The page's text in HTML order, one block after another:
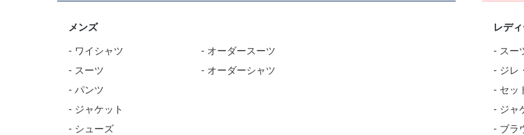
メンズ
- ワイシャツ
- スーツ
- パンツ
- ジャケット
- シューズ
- オーダースーツ
- オーダーシャツ
レデ
- スー
- ジレ
- セッ
- ジャ
- ブラ